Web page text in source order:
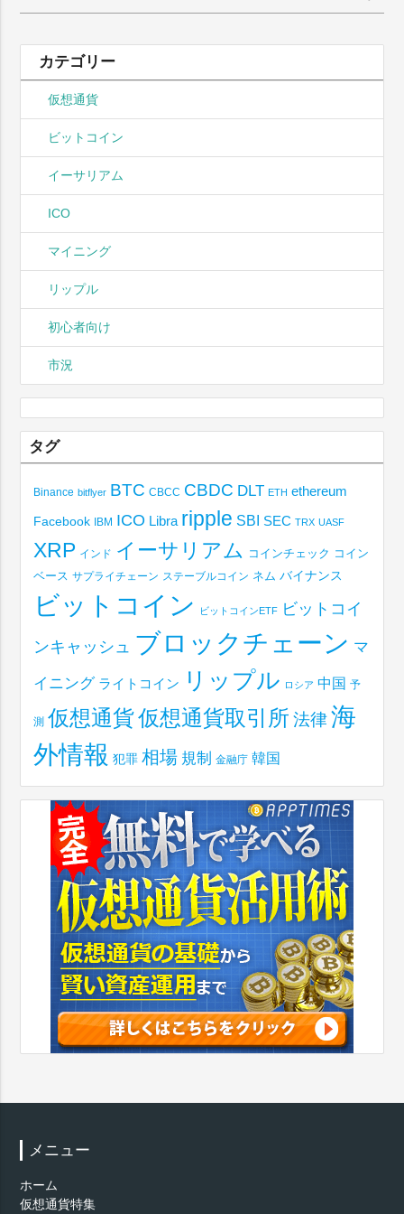
索:
カテゴリー
仮想通貨
ビットコイン
イーサリアム
ICO
マイニング
リップル
初心者向け
市況
タグ
Binance bitflyer BTC CBCC CBDC DLT ETH ethereum
Facebook IBM ICO Libra ripple SBI SEC TRX UASF
XRP インド イーサリアム コインチェック コイン
ベース サプライチェーン ステーブルコイン ネム バイナンス
ビットコイン ビットコインETF ビットコイ
ンキャッシュ ブロックチェーン マ
イニング ライトコイン リップル ロシア 中国 予
測 仮想通貨仮想通貨取引所 法律 海
外情報 犯罪 相場 規制 金融庁 韓国
メニュー
ホーム
仮想通貨特集